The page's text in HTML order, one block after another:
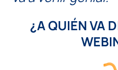
¿A QUIÉN VA